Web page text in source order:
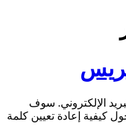
الإلكتروني. سوف
كيفية إعادة تعيين كلمة